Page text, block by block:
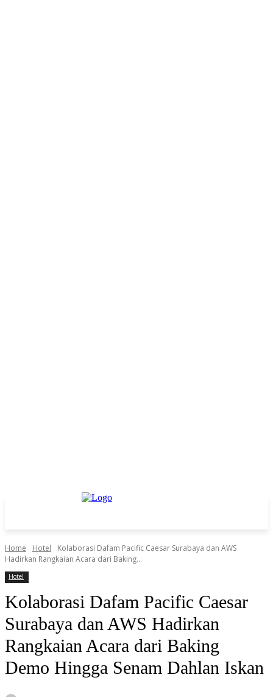
Home Hotel
Kolaborasi Dafam Pacific Caesar Surabaya dan AWS
Hadirkan Rangkaian Acara dari Baking...
Hotel
Kolaborasi Dafam Pacific Caesar
Surabaya dan AWS Hadirkan
Rangkaian Acara dari Baking
Demo Hingga Senam Dahlan Iskan